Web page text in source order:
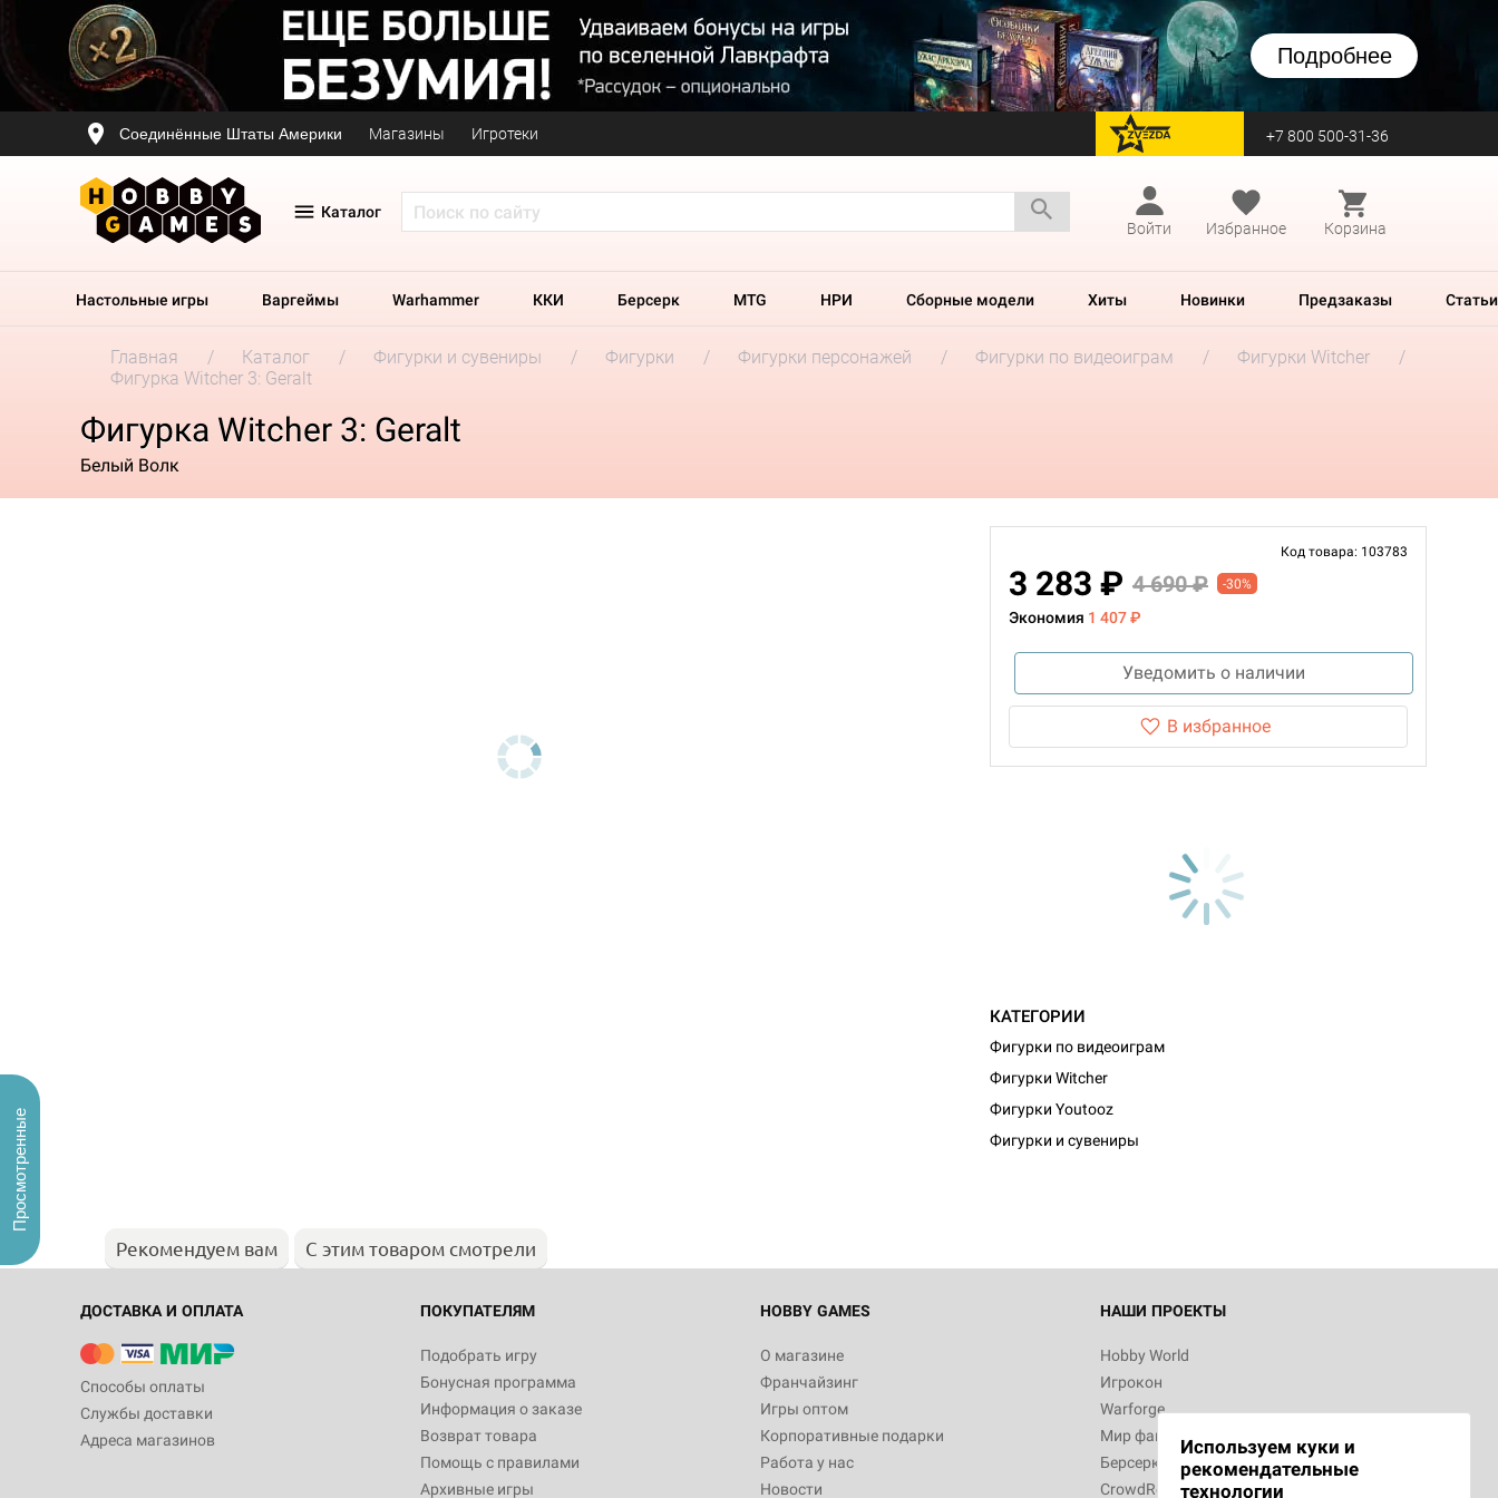
Подробнее
Соединённые Штаты Америки Магазины Игротеки перейти на Zvezda +7 800 500-31-36
Каталог
Войти
Избранное Корзина
Настольные игры Варгеймы Warhammer ККИ Берсерк MTG НРИ Сборные модели Хиты Новинки Предзаказы Статьи
Главная Каталог Фигурки и сувениры Фигурки Фигурки персонажей Фигурки по видеоиграм
Фигурки Witcher
Фигурка Witcher 3: Geralt
Фигурка Witcher 3: Geralt
Белый Волк
Код товара: 103783
3 283 ₽ 4 690 ₽ -30%
Экономия 1 407 ₽
Уведомить о наличии
В избранное
КАТЕГОРИИ
Фигурки по видеоиграм
Фигурки Witcher
Фигурки Youtooz
Фигурки и сувениры
Рекомендуем вам С этим товаром смотрели
ДОСТАВКА И ОПЛАТА
Способы оплаты
Службы доставки
Адреса магазинов
ПОКУПАТЕЛЯМ
Подобрать игру
Бонусная программа
Информация о заказе
Возврат товара
Помощь с правилами
Архивные игры
HOBBY GAMES
О магазине
Франчайзинг
Игры оптом
Корпоративные подарки
Работа у нас
Новости
НАШИ ПРОЕКТЫ
Hobby World
Игрокон
Warforge
Мир фантастики
Берсерк
CrowdRepublic
Используем куки и
рекомендательные
технологии
Просмотренные
Настольная игра Hobby World Монстры
Белая смерть
12 990
Настольная игра Hobby World Ужас
3 490